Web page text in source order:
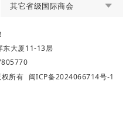
其它省级国际商会
东大厦11-13层
权所有 闽ICP备2024066714号-1